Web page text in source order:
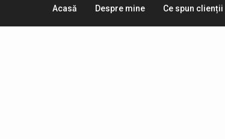
Acasă Despre mine Ce spun clienții